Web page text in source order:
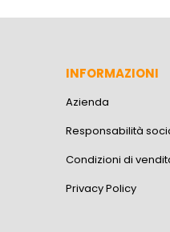
INFORMAZIONI
Azienda
Responsabilità
Condizioni di
Privacy Policy